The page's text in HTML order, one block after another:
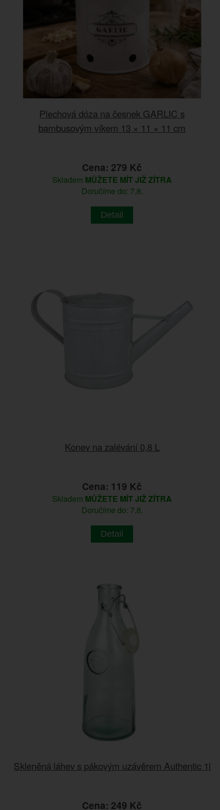
Plechová dóza na česnek GARLIC s
bambusovým víkem 13 × 11 × 11 cm
Cena: 279 Kč
Skladem MŮŽETE MÍT JIŽ ZÍTRA
Doručíme do: 7.8.
Detail
Konev na zalévání 0,8 L
Cena: 119 Kč
Skladem MŮŽETE MÍT JIŽ ZÍTRA
Doručíme do: 7.8.
Detail
Skleněná láhev s pákovým uzávěrem Authentic 1l
Cena: 249 Kč